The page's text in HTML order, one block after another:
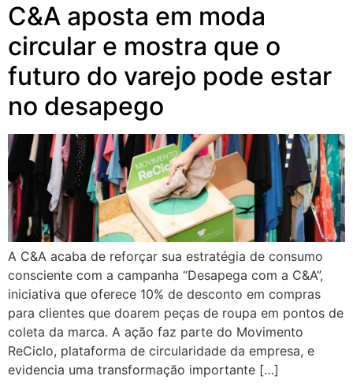
C&A aposta em moda
circular e mostra que o
futuro do varejo pode estar
no desapego
A C&A acaba de reforçar sua estratégia de consumo
consciente com a campanha “Desapega com a C&A”,
iniciativa que oferece 10% de desconto em compras
para clientes que doarem peças de roupa em pontos de
coleta da marca. A ação faz parte do Movimento
ReCiclo, plataforma de circularidade da empresa, e
evidencia uma transformação importante […]